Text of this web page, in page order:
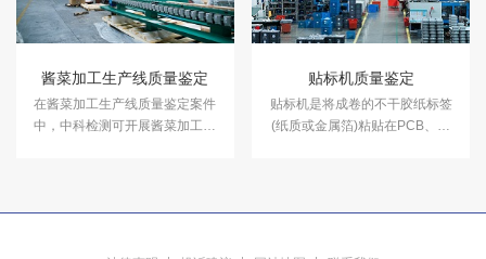
酱菜加工生产线质量鉴定
在酱菜加工生产线质量鉴定案件
中，中科检测可开展酱菜加工生
贴标机质量鉴定
贴标机是将成卷的不干胶纸标签
(纸质或金属箔)粘贴在PCB、产